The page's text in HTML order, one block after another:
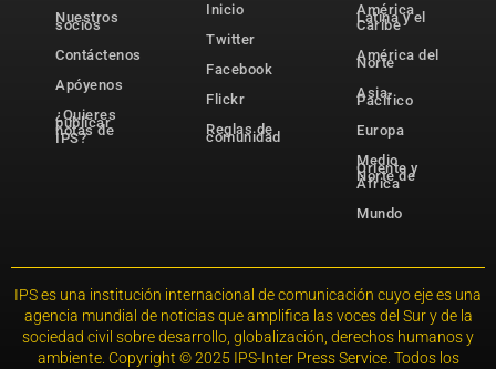
Nuestros
socios
Contáctenos
Apóyenos
¿Quieres
publicar
notas de
IPS?
Inicio
Twitter
Facebook
Flickr
Reglas de
comunidad
América
Latina y el
Caribe
América del
Norte
Asia-
Pacífico
Europa
Medio
Oriente y
Norte de
África
Mundo
IPS es una institución internacional de comunicación cuyo eje es una
agencia mundial de noticias que amplifica las voces del Sur y de la
sociedad civil sobre desarrollo, globalización, derechos humanos y
ambiente. Copyright © 2025 IPS-Inter Press Service. Todos los